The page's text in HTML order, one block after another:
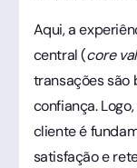
Aqui, a
central (core
transações são
confiança.
cliente é
satisfação e